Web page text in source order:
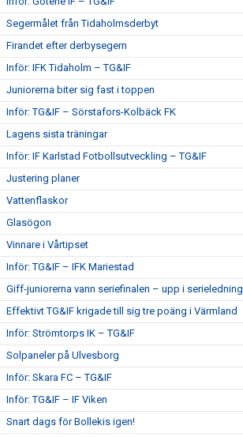
Segermålet från Tidaholmsderbyt
Firandet efter derbysegern
Inför: IFK Tidaholm – TG&IF
Juniorerna biter sig fast i toppen
Inför: TG&IF – Sörstafors-Kolbäck FK
Lagens sista träningar
Inför: IF Karlstad Fotbollsutveckling – TG&IF
Justering planer
Vattenflaskor
Glasögon
Vinnare i Vårtipset
Inför: TG&IF – IFK Mariestad
Giff-juniorerna vann seriefinalen – upp i serieledning
Effektivt TG&IF krigade till sig tre poäng i Värmland
Inför: Strömtorps IK – TG&IF
Solpaneler på Ulvesborg
Inför: Skara FC – TG&IF
Inför: TG&IF – IF Viken
Snart dags för Bollekis igen!